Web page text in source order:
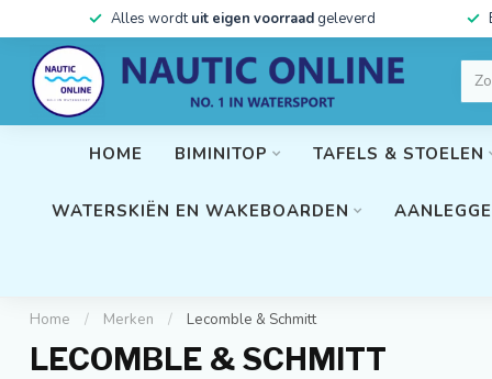
Alles wordtuit eigen voorraad geleverd
HOME BIMINITOP TAFELS & STOELEN
WATERSKIËN EN WAKEBOARDEN
Home / Merken / Lecomble & Schmitt
LECOMBLE & SCHMITT